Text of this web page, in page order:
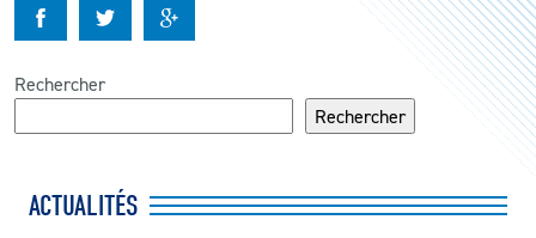
FANS
KIDS
RESTAURATION
Rechercher
Rechercher
ACTUALITÉS